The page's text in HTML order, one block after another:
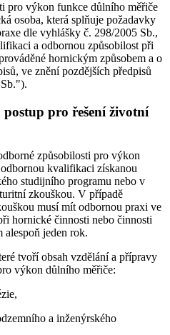
pro výkon funkce důlního měřiče
osoba, která splňuje požadavky
dle vyhlášky č. 298/2005 Sb.,
a odbornou způsobilost při
hornickým způsobem a o
ve znění pozdějších předpisů
pro řešení životní
způsobilosti pro výkon
kvalifikaci získanou
studijního programu nebo v
zkouškou. V případě
musí mít odbornou praxi ve
hornické činnosti nebo činnosti
alespoň jeden rok.
tvoří obsah vzdělání a přípravy
výkon důlního měřiče:
a inženýrského